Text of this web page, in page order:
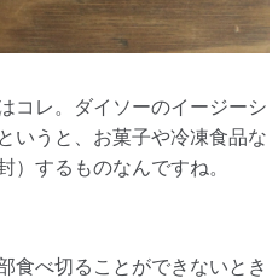
コレ。ダイソーのイージーシ
いうと、お菓子や冷凍食品な
）するものなんですね。
食べ切ることができないとき